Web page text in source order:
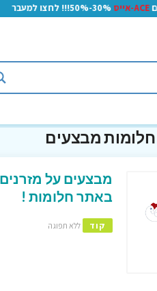
ACE-אייס 30%-50%!!! לחצו למעבר
חלומות מבצעים
מבצעים על
באתר חלומות !
קוד ללא תפוגה